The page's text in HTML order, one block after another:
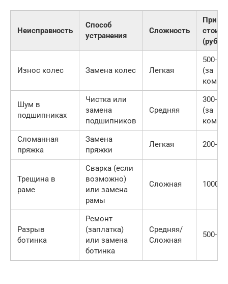
Неисправность
Способ
устранения
Сложность
(руб.)
Износ колес Замена колес Легкая
500-
(за
Шум в
подшипниках
Чистка или
замена
подшипников
Средняя
300-
(за
Сломанная
пряжка
Замена
пряжки
Легкая 200-
Трещина в
раме
Сварка (если
возможно)
или замена
рамы
Сложная 1000-
Разрыв
ботинка
Ремонт
(заплатка)
или замена
ботинка
Средняя/
Сложная
500-